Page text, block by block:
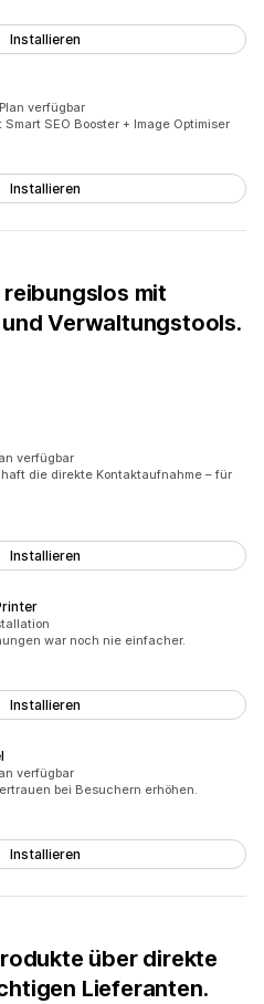
Installieren
verfügbar
SEO Booster + Image Optimiser
Installieren
mit
Verwaltungstools.
verfügbar
die direkte Kontaktaufnahme – für
Installieren
war noch nie einfacher.
Installieren
verfügbar
bei Besuchern erhöhen.
Installieren
über direkte
Lieferanten.